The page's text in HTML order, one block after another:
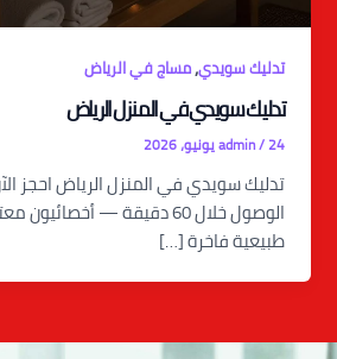
تدليك سويدي,مساج في الرياض
تدليك سويدي في المنزل الرياض
admin/24 يونيو، 2026
الوصول خلال 60 دقيقة —
طبيعية فاخرة […]